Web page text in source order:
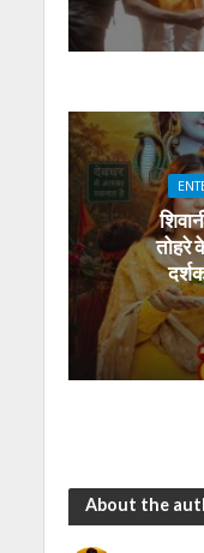
तोहरे
About the